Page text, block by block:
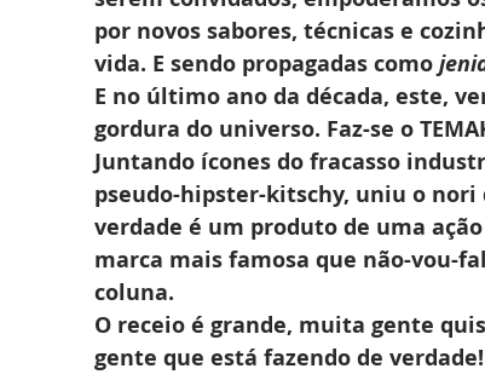
por novos sabores, técnicas e
vida. E sendo propagadas como
E no último ano da década, este,
gordura do universo. Faz-se o
Juntando ícones do fracasso
pseudo-hipster-kitschy, uniu o
verdade é um produto de uma
marca mais famosa que não-vou-
coluna.
O receio é grande, muita gente
gente que está fazendo de verdade!